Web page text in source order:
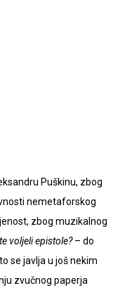
Puškinu, zbog
nemetaforskog
zbog muzikalnog
voljeli epistole?– do
se javlja u još nekim
zvučnog paperja